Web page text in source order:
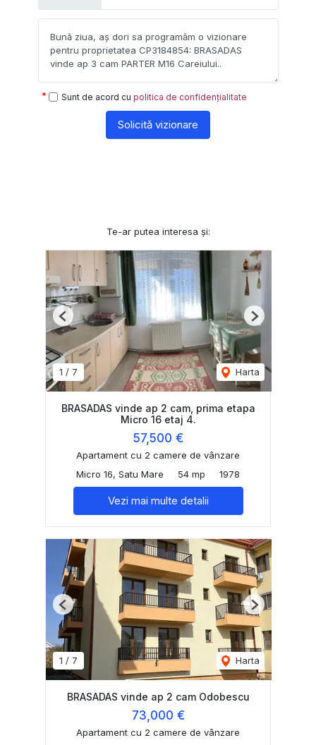
Sunt de acord cu politica de confidențialitate
Solicită vizionare
Te-ar putea interesa și:
1 / 7 Harta
Previous Next
BRASADAS vinde ap 2 cam, prima etapa
Micro 16 etaj 4.
57,500 €
Apartament cu 2 camere de vânzare
Micro 16, Satu Mare
54 mp 1978
Vezi mai multe detalii
1 / 7 Harta
Previous Next
BRASADAS vinde ap 2 cam Odobescu
73,000 €
Apartament cu 2 camere de vânzare